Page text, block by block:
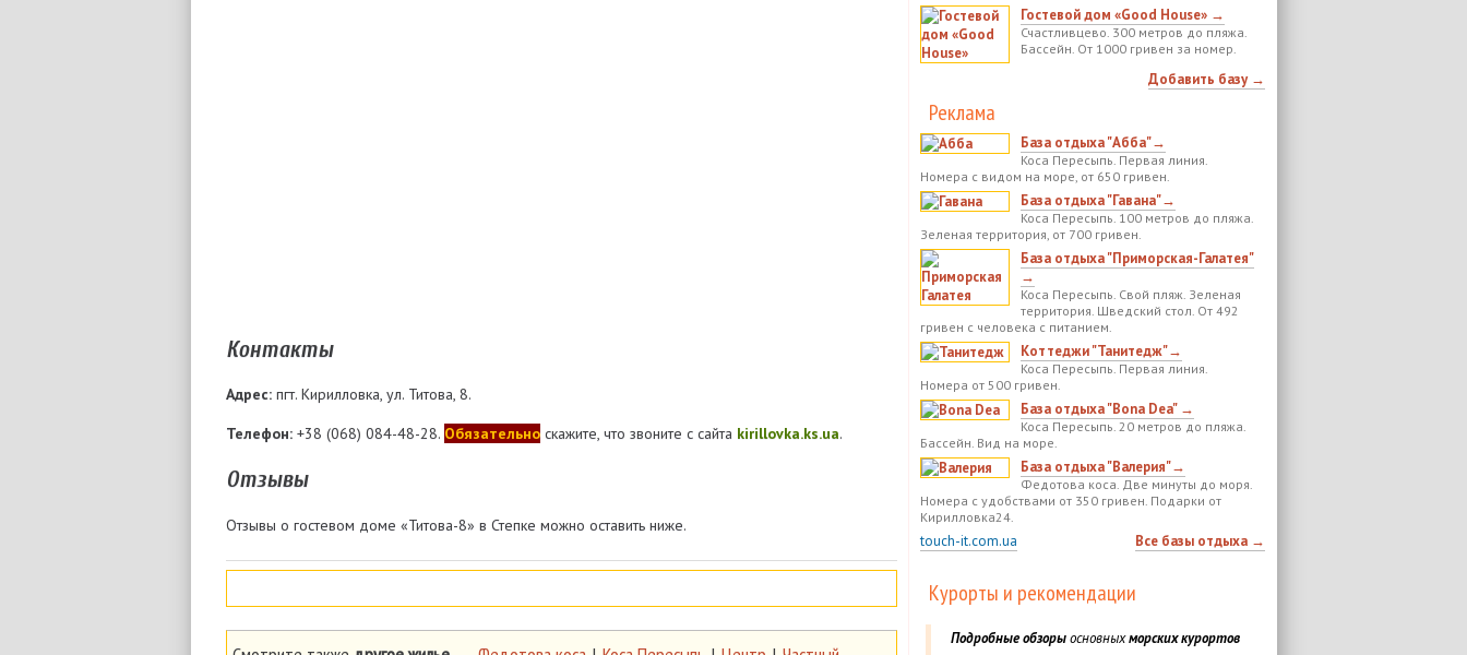
Контакты
Адрес:пгт. Кирилловка, ул. Титова, 8.
Телефон:+38 (068) 084-48-28. Обязательноскажите, что звоните с сайта kirillovka.ks.ua.
Отзывы
Отзывы о гостевом доме «Титова-8» в Степке можно оставить ниже.
Гостевой дом «Good House» →
Счастливцево. 300 метров до пляжа.
Бассейн. От 1000 гривен за номер.
Добавить базу →
Реклама
База отдыха "Абба"→
Коса Пересыпь. Первая линия.
Номера с видом на море, от 650 гривен.
База отдыха "Гавана"→
Коса Пересыпь. 100 метров до пляжа.
Зеленая территория, от 700 гривен.
База отдыха "Приморская-Галатея"
→
Коса Пересыпь. Свой пляж. Зеленая
территория. Шведский стол. От 492
гривен с человека с питанием.
Коттеджи "Танитедж"→
Коса Пересыпь. Первая линия.
Номера от 500 гривен.
База отдыха "Bona Dea" →
Коса Пересыпь. 20 метров до пляжа.
Бассейн. Вид на море.
База отдыха "Валерия"→
Федотова коса. Две минуты до моря.
Номера с удобствами от 350 гривен. Подарки от
Кирилловка24.
Все базы отдыха →
touch-it.com.ua
Курорты и рекомендации
Подробные обзорыосновныхморских курортов